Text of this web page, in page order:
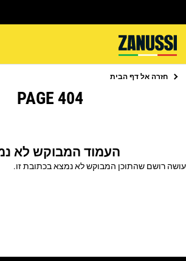
חזרה אל דף הבית
404 PAGE
העמוד המבוקש לא
עושה רושם שהתוכן המבוקש לא נמצא בכתובת זו.